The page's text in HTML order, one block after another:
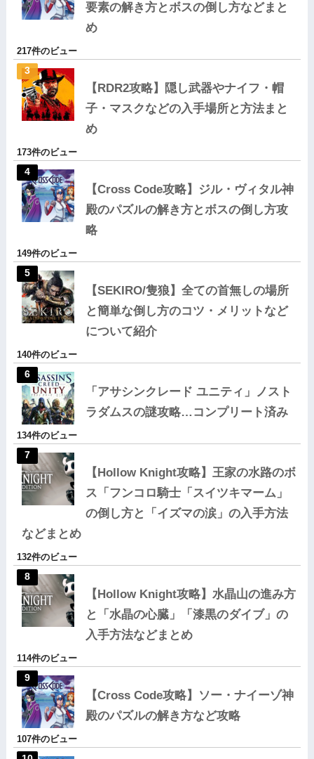
要素の解き方とボスの倒し方などまと
め
217件のビュー
【RDR2攻略】隠し武器やナイフ・帽
子・マスクなどの入手場所と方法まと
め
173件のビュー
【Cross Code攻略】ジル・ヴィタル神
殿のパズルの解き方とボスの倒し方攻
略
149件のビュー
【SEKIRO/隻狼】全ての首無しの場所
と簡単な倒し方のコツ・メリットなど
について紹介
140件のビュー
「アサシンクレード ユニティ」ノスト
ラダムスの謎攻略…コンプリート済み
134件のビュー
【Hollow Knight攻略】王家の水路のボ
ス「フンコロ騎士「スイツキマーム」
の倒し方と「イズマの涙」の入手方法
などまとめ
132件のビュー
【Hollow Knight攻略】水晶山の進み方
と「水晶の心臓」「漆黒のダイブ」の
入手方法などまとめ
114件のビュー
【Cross Code攻略】ソー・ナイーゾ神
殿のパズルの解き方など攻略
107件のビュー